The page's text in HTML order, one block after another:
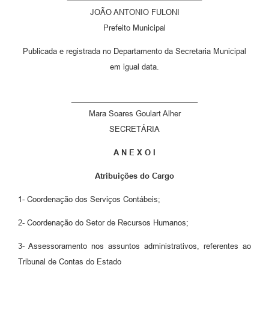
JOÃO ANTONIO FULONI
Prefeito Municipal
Publicada e registrada no Departamento da Secretaria Municipal
em igual data.
Mara Soares Goulart Alher
SECRETÁRIA
A N E X O I
Atribuições do Cargo
1- Coordenação dos Serviços Contábeis;
2- Coordenação do Setor de Recursos Humanos;
3- Assessoramento nos assuntos administrativos, referentes ao
Tribunal de Contas do Estado